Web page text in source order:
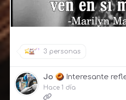
3 personas
Jo Interesante
Hace 1 día